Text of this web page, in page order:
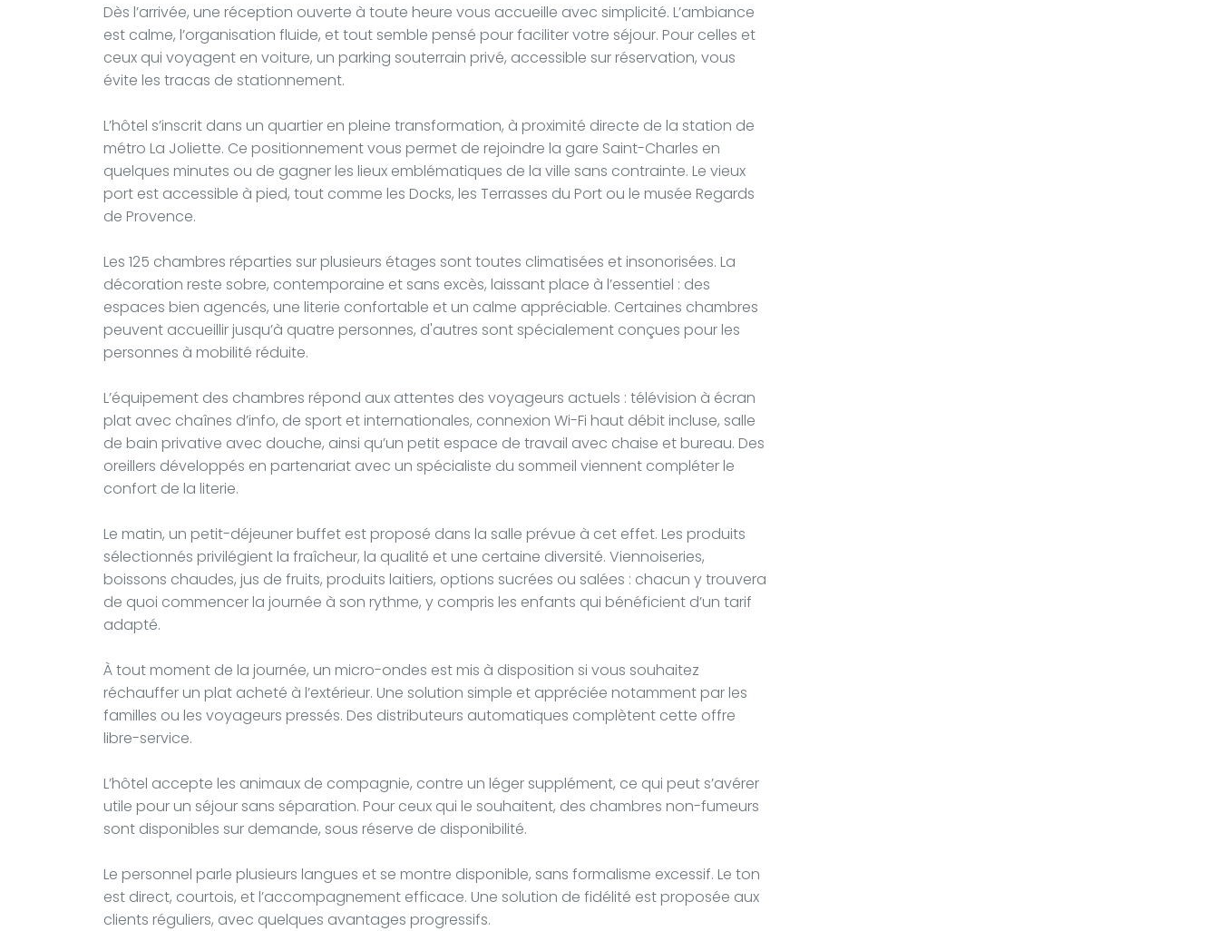
Dès l’arrivée, une réception ouverte à toute heure vous accueille avec simplicité. L’ambiance
est calme, l’organisation fluide, et tout semble pensé pour faciliter votre séjour. Pour celles et
ceux qui voyagent en voiture, un parking souterrain privé, accessible sur réservation, vous
évite les tracas de stationnement.
L’hôtel s’inscrit dans un quartier en pleine transformation, à proximité directe de la station de
métro La Joliette. Ce positionnement vous permet de rejoindre la gare Saint-Charles en
quelques minutes ou de gagner les lieux emblématiques de la ville sans contrainte. Le vieux
port est accessible à pied, tout comme les Docks, les Terrasses du Port ou le musée Regards
de Provence.
Les 125 chambres réparties sur plusieurs étages sont toutes climatisées et insonorisées. La
décoration reste sobre, contemporaine et sans excès, laissant place à l’essentiel : des
espaces bien agencés, une literie confortable et un calme appréciable. Certaines chambres
peuvent accueillir jusqu’à quatre personnes, d'autres sont spécialement conçues pour les
personnes à mobilité réduite.
L’équipement des chambres répond aux attentes des voyageurs actuels : télévision à écran
plat avec chaînes d’info, de sport et internationales, connexion Wi-Fi haut débit incluse, salle
de bain privative avec douche, ainsi qu’un petit espace de travail avec chaise et bureau. Des
oreillers développés en partenariat avec un spécialiste du sommeil viennent compléter le
confort de la literie.
Le matin, un petit-déjeuner buffet est proposé dans la salle prévue à cet effet. Les produits
sélectionnés privilégient la fraîcheur, la qualité et une certaine diversité. Viennoiseries,
boissons chaudes, jus de fruits, produits laitiers, options sucrées ou salées : chacun y trouvera
de quoi commencer la journée à son rythme, y compris les enfants qui bénéficient d’un tarif
adapté.
À tout moment de la journée, un micro-ondes est mis à disposition si vous souhaitez
réchauffer un plat acheté à l’extérieur. Une solution simple et appréciée notamment par les
familles ou les voyageurs pressés. Des distributeurs automatiques complètent cette offre
libre-service.
L’hôtel accepte les animaux de compagnie, contre un léger supplément, ce qui peut s’avérer
utile pour un séjour sans séparation. Pour ceux qui le souhaitent, des chambres non-fumeurs
sont disponibles sur demande, sous réserve de disponibilité.
Le personnel parle plusieurs langues et se montre disponible, sans formalisme excessif. Le ton
est direct, courtois, et l’accompagnement efficace. Une solution de fidélité est proposée aux
clients réguliers, avec quelques avantages progressifs.